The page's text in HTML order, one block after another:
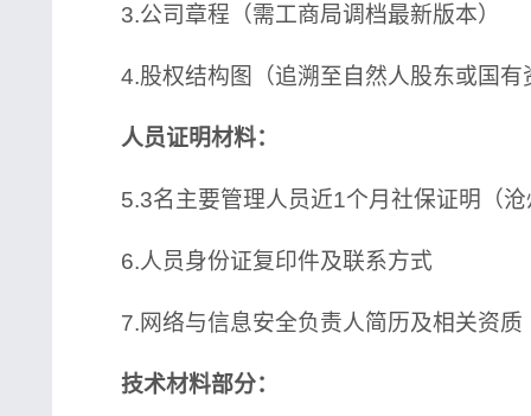
3.公司章程（需工商局调档最新版本）
4.股权结构图（追溯至自然人股东或国有
人员证明材料：
5.3名主要管理人员近1个月社保证明（沧
6.人员身份证复印件及联系方式
7.网络与信息安全负责人简历及相关资质
技术材料部分：